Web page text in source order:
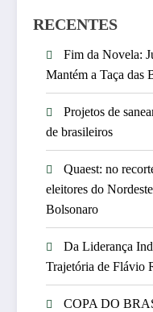
RECENTES
Fim da Novela:
Mantém a Taça das
Projetos de
de brasileiros
Quaest: no
eleitores do
Bolsonaro
Da Liderança
Trajetória de Flávio
COPA DO